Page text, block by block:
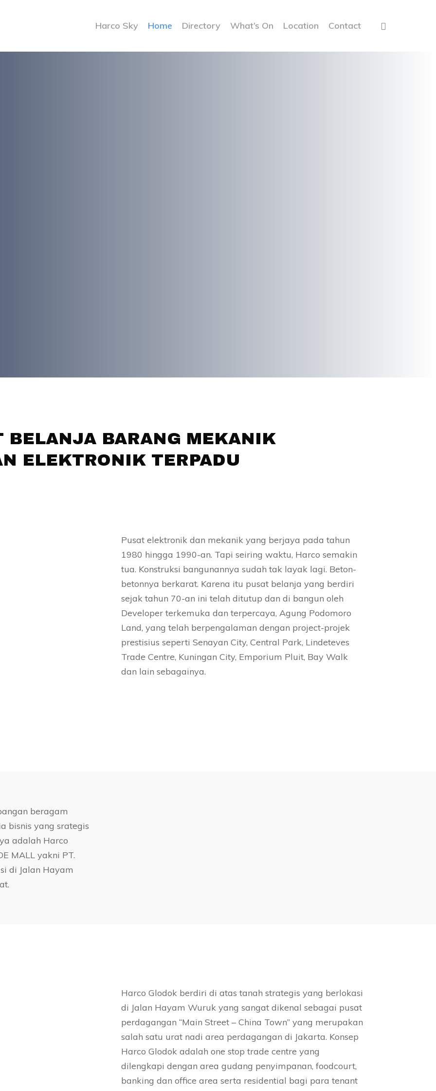
Harco Sky Home Directory What’s On Location Contact
BELANJA BARANG MEKANIK
ELEKTRONIK TERPADU
Pusat elektronik dan mekanik yang berjaya pada tahun
1980 hingga 1990-an. Tapi seiring waktu, Harco semakin
tua. Konstruksi bangunannya sudah tak layak lagi. Beton-
betonnya berkarat. Karena itu pusat belanja yang berdiri
sejak tahun 70-an ini telah ditutup dan di bangun oleh
Developer terkemuka dan terpercaya, Agung Podomoro
Land, yang telah berpengalaman dengan project-projek
prestisius seperti Senayan City, Central Park, Lindeteves
Trade Centre, Kuningan City, Emporium Pluit, Bay Walk
dan lain sebagainya.
beragam
bisnis yang srategis
adalah Harco
MALL yakni PT.
di Jalan Hayam
Harco Glodok berdiri di atas tanah strategis yang berlokasi
di Jalan Hayam Wuruk yang sangat dikenal sebagai pusat
perdagangan “Main Street – China Town” yang merupakan
salah satu urat nadi area perdagangan di Jakarta. Konsep
Harco Glodok adalah one stop trade centre yang
dilengkapi dengan area gudang penyimpanan, foodcourt,
banking dan office area serta residential bagi para tenant